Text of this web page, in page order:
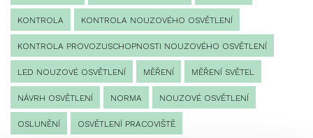
KONTROLA KONTROLA NOUZOVÉHO OSVĚTLENÍ
KONTROLA PROVOZUSCHOPNOSTI NOUZOVÉHO OSVĚTLENÍ
LED NOUZOVÉ OSVĚTLENÍ MĚŘENÍ MĚŘENÍ SVĚTEL
NÁVRH OSVĚTLENÍ NORMA NOUZOVÉ OSVĚTLENÍ
OSLUNĚNÍ OSVĚTLENÍ PRACOVIŠTĚ